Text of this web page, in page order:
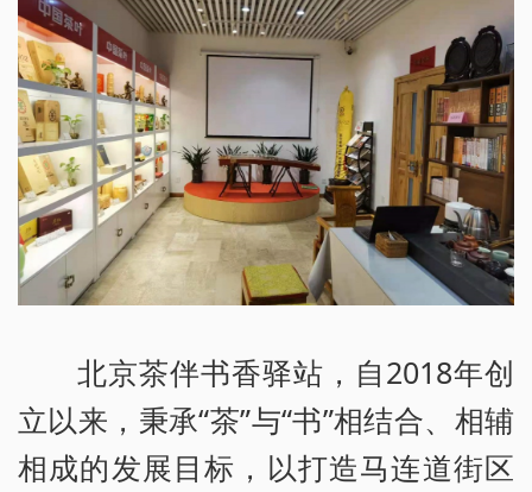
北京茶伴书香驿站，自2018年创
立以来，秉承“茶”与“书”相结合、相辅
相成的发展目标，以打造马连道街区